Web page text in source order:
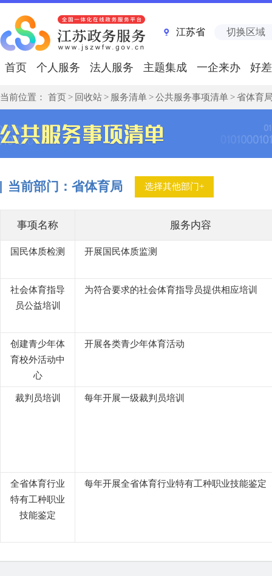
江苏省 切换区域
首页 个人服务 法人服务 主题集成 一企来办 好
当前位置： 首页> 回收站> 服务清单>公共服务事项清单>省体育
当前部门： 省体育局 选择其他部门+
事项名称 服务内容
国民体质检测 开展国民体质监测
社会体育指导
员公益培训
为符合要求的社会体育指导员提供相应培训
创建青少年体
育校外活动中
心
开展各类青少年体育活动
裁判员培训 每年开展一级裁判员培训
全省体育行业
特有工种职业
技能鉴定
每年开展全省体育行业特有工种职业技能鉴定